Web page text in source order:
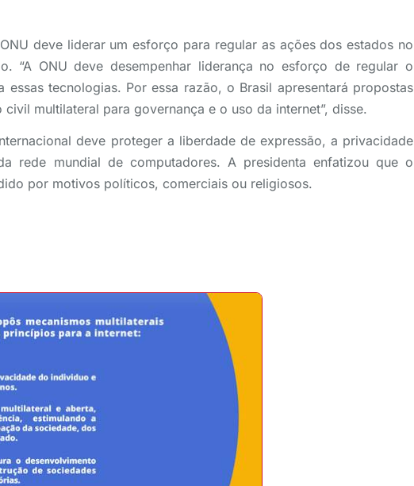
deve liderar um esforço para regular as ações dos estados no
“A ONU deve desempenhar liderança no esforço de regular o
tecnologias. Por essa razão, o Brasil apresentará propostas
multilateral para governança e o uso da internet”, disse.
deve proteger a liberdade de expressão, a privacidade
rede mundial de computadores. A presidenta enfatizou que o
por motivos políticos, comerciais ou religiosos.